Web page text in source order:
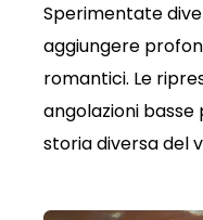
Sperimentate
aggiungere
romantici. Le
angolazioni
storia diversa del